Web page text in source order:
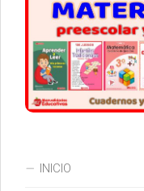
INICIO